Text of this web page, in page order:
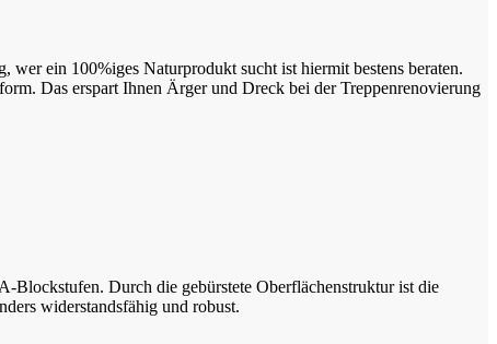
ein 100%iges Naturprodukt sucht ist hiermit bestens beraten.
Das erspart Ihnen Ärger und Dreck bei der Treppenrenovierung
Blockstufen. Durch die gebürstete Oberflächenstruktur ist die
widerstandsfähig und robust.